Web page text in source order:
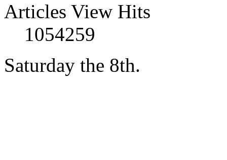
Articles View Hits
1054259
Saturday the 8th.